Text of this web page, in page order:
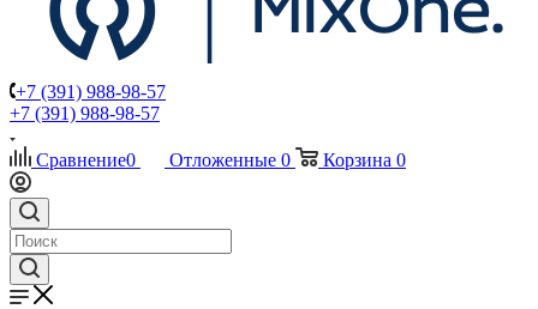
+7 (391) 988-98-57
+7 (391) 988-98-57
Сравнение0 Отложенные 0 Корзина 0